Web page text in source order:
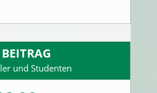
BEITRAG
und Studenten